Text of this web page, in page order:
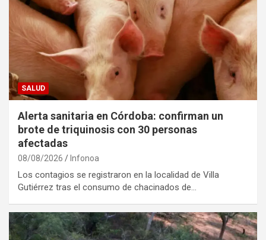
SALUD
Alerta sanitaria en Córdoba: confirman un
brote de triquinosis con 30 personas
afectadas
08/08/2026 Infonoa
Los contagios se registraron en la localidad de Villa
Gutiérrez tras el consumo de chacinados de…